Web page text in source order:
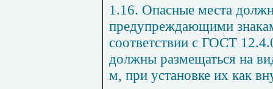
1.16. Опасные места
предупреждающими
соответствии с ГОСТ
должны размещаться на
м, при установке их как